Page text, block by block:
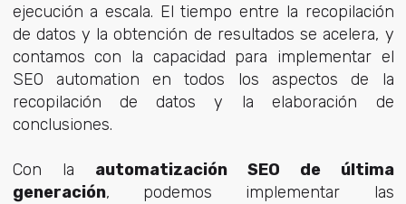
ejecución a escala. El tiempo entre la recopilación
de datos y la obtención de resultados se acelera, y
contamos con la capacidad para implementar el
SEO automation en todos los aspectos de la
recopilación de datos y la elaboración de
conclusiones.
Con la automatización SEO de última
generación, podemos implementar las